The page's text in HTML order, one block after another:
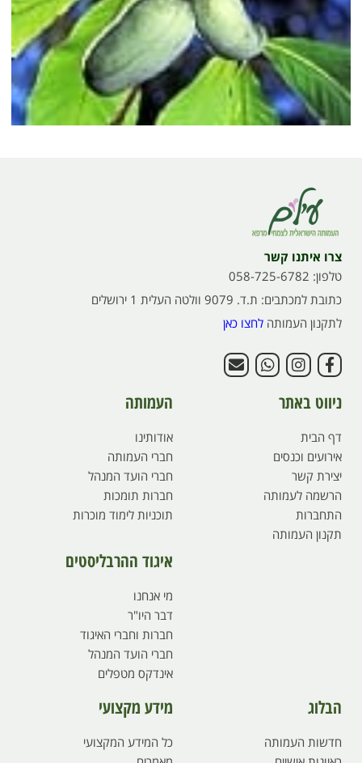
צרו איתנו קשר
טלפון: 058-725-6782
כתובת למכתבים: ת.ד. 9079 וולטה העלית 1 ירושלים
לתקנון העמותה לחצו כאן
ניווט באתר
דף הבית
אירועים וכנסים
יצירת קשר
הרשמה לעמותה
התחברות
תקנון העמותה
העמותה
אודותינו
חברי העמותה
חברי הועד המנהל
חברות תומכות
תוכניות לימוד מוכרות
איגוד ההרבליסטים
מי אנחנו
דבר היו"ר
חברות וחברי האיגוד
חברי הועד המנהל
אינדקס מטפלים
הבלוג
חדשות העמותה
מידע מקצועי
כל המידע המקצועי